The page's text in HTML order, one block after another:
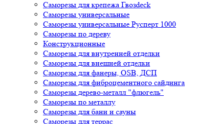
Саморезы для крепежа Гвозdeck
Саморезы универсальные
Саморезы универсальные Русперт 1000
Саморезы по дереву
Конструкционные
Саморезы для внутренней отделки
Саморезы для внешней отделки
Cаморезы для фанеры, OSB, ДСП
Саморезы для фиброцементного сайдинга
Саморезы дерево-металл "флюгель"
Саморезы по металлу
Саморезы для бани и сауны
Саморезы для террас